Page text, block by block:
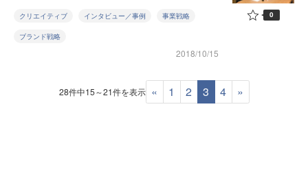
クリエイティブ インタビュー／事例 事業戦略
ブランド戦略
2018/10/15
0
28件中15～21件を表示 « 1 2 3 4 »